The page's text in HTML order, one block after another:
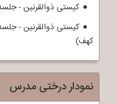
کیستی ذوالقرنین - جلسه 2 (تفسیر آیات 83 تا 99 سوره
کهف)
نمودار درختی مدرس